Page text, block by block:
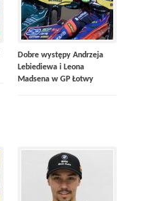
Dobre występy Andrzeja
Lebiediewa i Leona
Madsena w GP Łotwy